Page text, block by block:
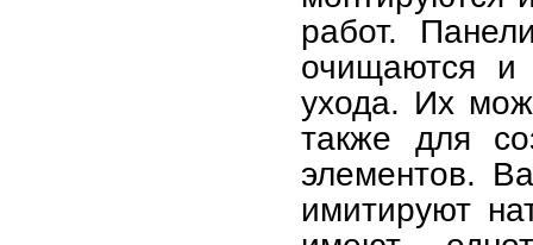
работ.
очищаются и
ухода. Их
также для
элементов.
имитируют